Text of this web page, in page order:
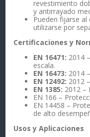
revestimiento
y antirrayado
Pueden fijarse
utilizarse por
Certificaciones y
EN 16471: 2014
escala.
EN 16473: 2014
EN 12492: 2012
EN 1385: 2012 –
EN 166 –
EN 14458 –
de alto
Usos y Aplicaciones